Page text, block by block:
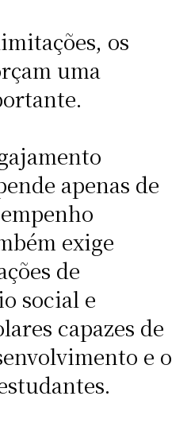
os
uma
apenas de
exige
de
social e
capazes de
e o